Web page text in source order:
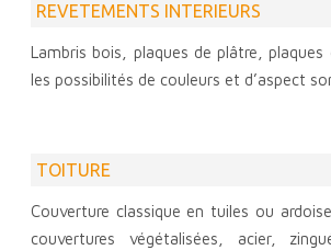
REVETEMENTS INTERIEURS
Lambris bois, plaques de plâtre, plaques
les possibilités de couleurs et d’aspect
TOITURE
Couverture classique en tuiles ou
couvertures végétalisées, acier,